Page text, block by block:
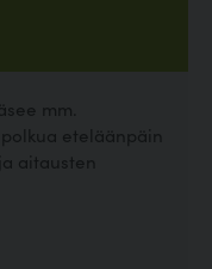
mm.
eteläänpäin
aitausten